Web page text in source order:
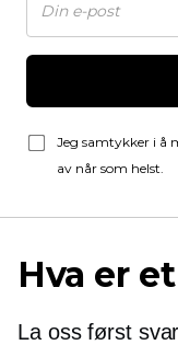
Jeg samtykker i å
av når som helst.
Hva er
La oss først